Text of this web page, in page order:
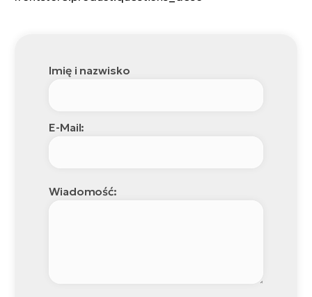
Imię i nazwisko
E-Mail:
Wiadomość: